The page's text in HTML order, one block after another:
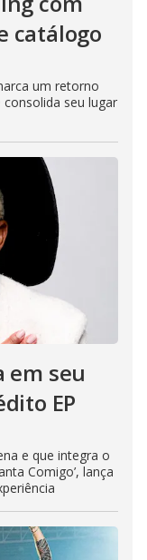
catálogo
um retorno
seu lugar
em seu
EP
e que integra o
Comigo’, lança